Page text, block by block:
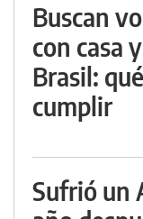
Buscan
con casa
Brasil:
cumplir
Sufrió un